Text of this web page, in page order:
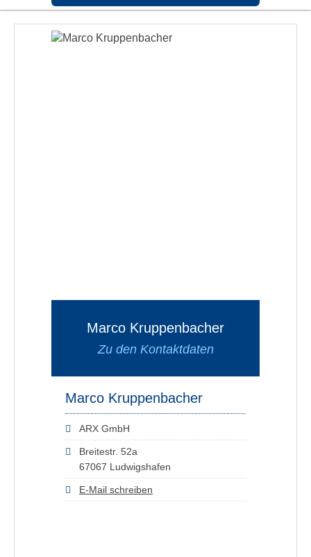
Marco Kruppenbacher
Zu den Kontaktdaten
Marco Kruppenbacher
ARX GmbH
Breitestr. 52a
67067 Ludwigshafen
E-Mail schreiben